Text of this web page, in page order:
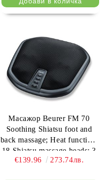
Масажор Beurer FM 70
Soothing Shiatsu foot and
back massage; Heat function;
18 Shiatsu massage heads; 3
massage speeds; Removable
€139.96 273.74лв.